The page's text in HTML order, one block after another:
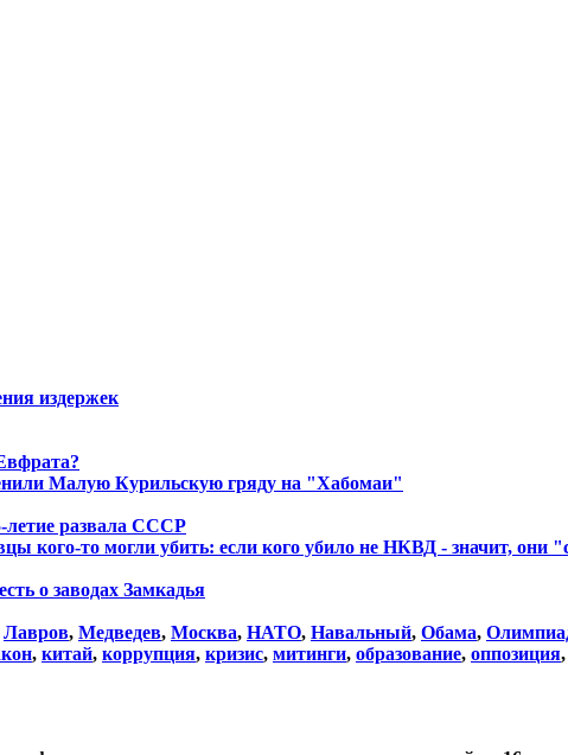
издержек
Малую Курильскую гряду на "Хабомаи"
развала СССР
кого-то могли убить: если кого убило не НКВД - значит, они
о заводах Замкадья
Лавров, Медведев, Москва, НАТО, Навальный, Обама,
, китай, коррупция, кризис, митинги, образование, оппозиция,